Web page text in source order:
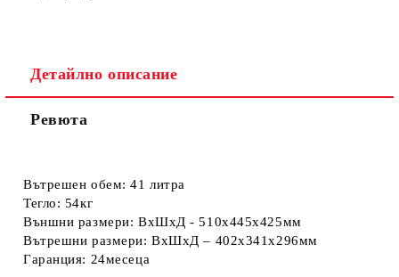
Детайлно описание
Ревюта
Вътрешен обем: 41 литра
Тегло: 54кг
Външни размери: ВхШхД - 510x445x425мм
Вътрешни размери: ВхШхД – 402х341х296мм
Гаранция: 24месеца